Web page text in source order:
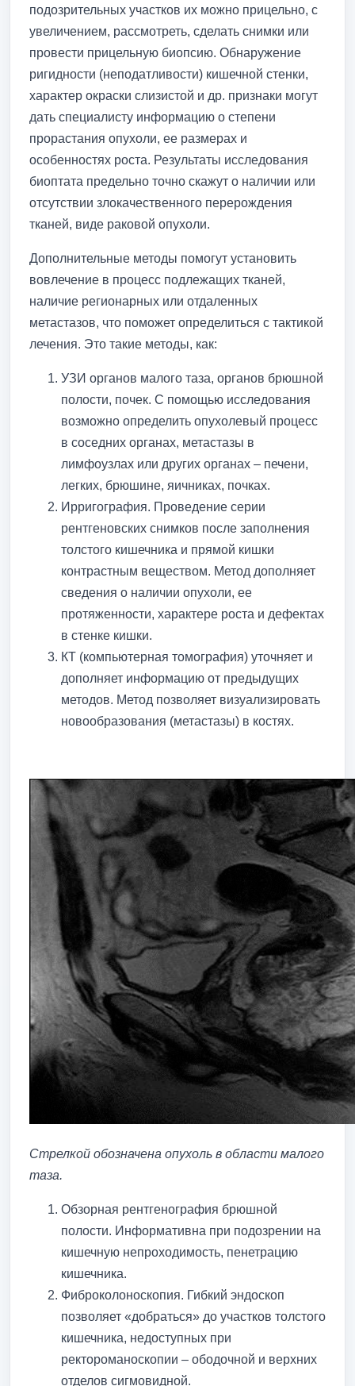
подозрительных участков их можно прицельно, с
увеличением, рассмотреть, сделать снимки или
провести прицельную биопсию. Обнаружение
ригидности (неподатливости) кишечной стенки,
характер окраски слизистой и др. признаки могут
дать специалисту информацию о степени
прорастания опухоли, ее размерах и
особенностях роста. Результаты исследования
биоптата предельно точно скажут о наличии или
отсутствии злокачественного перерождения
тканей, виде раковой опухоли.
Дополнительные методы помогут установить
вовлечение в процесс подлежащих тканей,
наличие регионарных или отдаленных
метастазов, что поможет определиться с тактикой
лечения. Это такие методы, как:
УЗИ органов малого таза, органов брюшной
полости, почек. С помощью исследования
возможно определить опухолевый процесс
в соседних органах, метастазы в
лимфоузлах или других органах – печени,
легких, брюшине, яичниках, почках.
Ирригография. Проведение серии
рентгеновских снимков после заполнения
толстого кишечника и прямой кишки
контрастным веществом. Метод дополняет
сведения о наличии опухоли, ее
протяженности, характере роста и дефектах
в стенке кишки.
КТ (компьютерная томография) уточняет и
дополняет информацию от предыдущих
методов. Метод позволяет визуализировать
новообразования (метастазы) в костях.
Стрелкой обозначена опухоль в области малого
таза.
Обзорная рентгенография брюшной
полости. Информативна при подозрении на
кишечную непроходимость, пенетрацию
кишечника.
Фиброколоноскопия. Гибкий эндоскоп
позволяет «добраться» до участков толстого
кишечника, недоступных при
ректороманоскопии – ободочной и верхних
отделов сигмовидной.